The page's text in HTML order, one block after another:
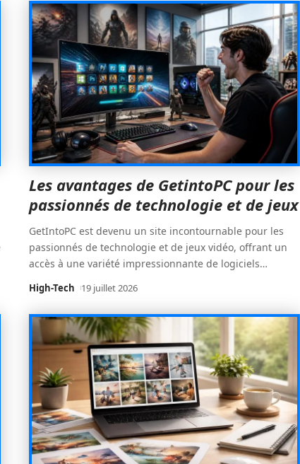
Les avantages de GetintoPC pour les
passionnés de technologie et de jeux
GetIntoPC est devenu un site incontournable pour les
passionnés de technologie et de jeux vidéo, offrant un
accès à une variété impressionnante de logiciels…
High-Tech 19 juillet 2026